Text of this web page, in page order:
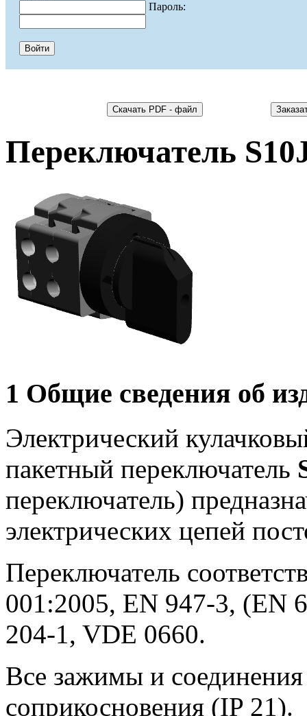
Пароль:
Переключатель
1 Общие сведения об
Электрический
пакетный переключатель
переключатель)
электрических цепей
Переключатель
001:2005, EN 947-3, (EN
204-1, VDE 0660.
Все зажимы и
соприкосновения (IP 21).